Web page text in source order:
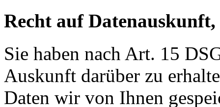
Recht auf
Sie haben nach Art. 15
Auskunft darüber zu
Daten wir von Ihnen